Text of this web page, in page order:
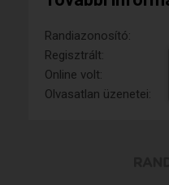
Randiazonosító:
Regisztrált:
Online volt:
Olvasatlan üzenetei: